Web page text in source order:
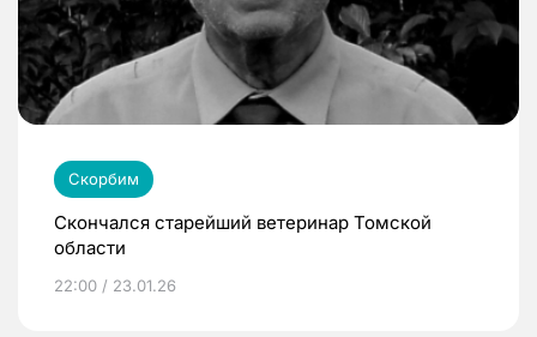
Скорбим
Скончался старейший ветеринар Томской
области
22:00 / 23.01.26